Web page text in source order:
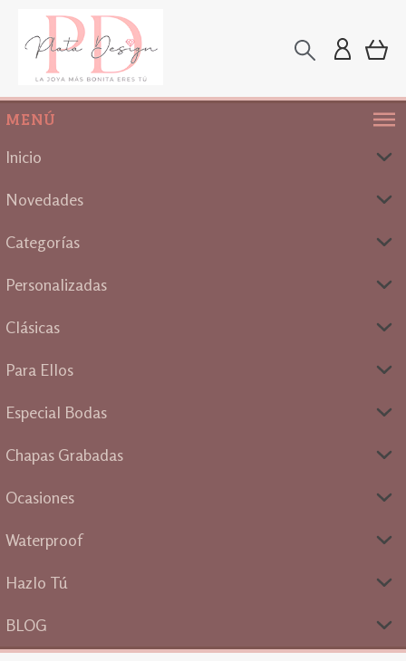
MENÚ
Inicio
Novedades
Categorías
Personalizadas
Clásicas
Para Ellos
Especial Bodas
Chapas Grabadas
Ocasiones
Waterproof
Hazlo Tú
BLOG